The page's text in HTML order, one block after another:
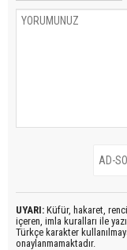
UYARI: Küfür, hakaret,
içeren, imla kuralları ile
Türkçe karakter
onaylanmamaktadır.